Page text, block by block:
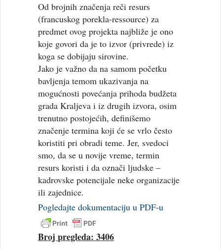
Od brojnih značenja reči resurs
(francuskog porekla-ressource) za
predmet ovog projekta najbliže je ono
koje govori da je to izvor (privrede) iz
koga se dobijaju sirovine.
Jako je važno da na samom početku
bavljenja temom ukazivanja na
mogućnosti povećanja prihoda budžeta
grada Kraljeva i iz drugih izvora, osim
trenutno postojećih, definišemo
značenje termina koji će se vrlo često
koristiti pri obradi teme. Jer, svedoci
smo, da se u novije vreme, termin
resurs koristi i da označi ljudske –
kadrovske potencijale neke organizacije
ili zajednice.
Pogledajte dokumentaciju u PDF-u
Broj pregleda: 3406